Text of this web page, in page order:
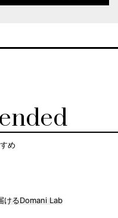
め
けるDomani Lab